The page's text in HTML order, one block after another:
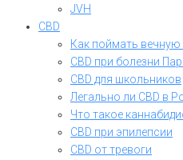
JVH
CBD
Как поймать вечную
CBD при болезни
CBD для школьников
Легально ли CBD в
Что такое
CBD при эпилепсии
CBD от тревоги